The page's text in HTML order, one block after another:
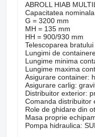
ABROLL HIAB
Capacitatea
G = 3200 mm
MH = 135 mm
HH = 900/930 mm
Telescoparea
Lungimi de
Lungime minima
Lungime maxima
Asigurare container:
Asigurare carlig:
Distribuitor exterior:
Comanda distribuitor
Role de ghidare din
Masa proprie
Pompa hidraulica: